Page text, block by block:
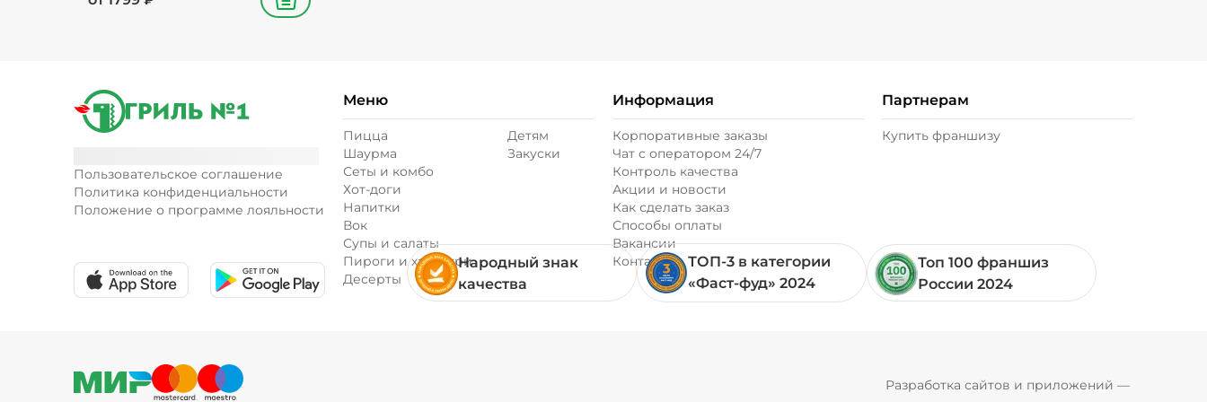
В корзину
Пользовательское соглашение
Политика конфиденциальности
Положение о программе лояльности
Меню
Пицца
Шаурма
Сеты и комбо
Хот-доги
Напитки
Вок
Супы и салаты
Пироги и хачапури
Десерты
Детям
Закуски
Информация
Корпоративные заказы
Чат с оператором 24/7
Контроль качества
Акции и новости
Как сделать заказ
Способы оплаты
Вакансии
Контакты
Партнерам
Купить франшизу
Народный знак
качества
ТОП-3 в категории
«Фаст-фуд» 2024
Топ 100 франшиз
России 2024
Разработка сайтов и приложений —